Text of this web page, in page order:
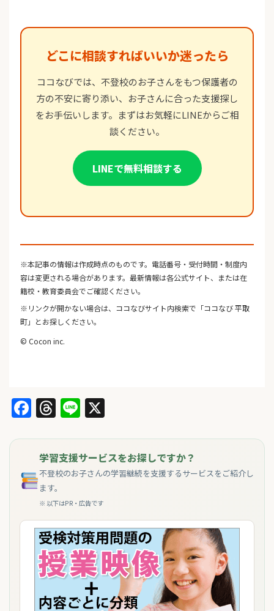
どこに相談すればいいか迷ったら
ココなびでは、不登校のお子さんをもつ保護者の
方の不安に寄り添い、お子さんに合った支援探し
をお手伝いします。まずはお気軽にLINEからご相
談ください。
LINEで無料相談する
※本記事の情報は作成時点のものです。電話番号・受付時間・制度内
容は変更される場合があります。最新情報は各公式サイト、または在
籍校・教育委員会でご確認ください。
※リンクが開かない場合は、ココなびサイト内検索で「ココなび 平取
町」とお探しください。
© Cocon inc.
Facebook
Threads
Line
学習支援サービスをお探しですか？
不登校のお子さんの学習継続を支援するサービスをご紹介し
ます。
※ 以下はPR・広告です